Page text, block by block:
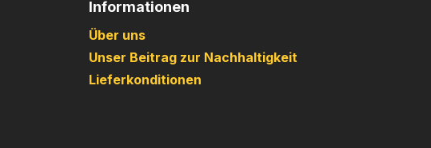
Informationen
Über uns
Unser Beitrag zur Nachhaltigkeit
Lieferkonditionen